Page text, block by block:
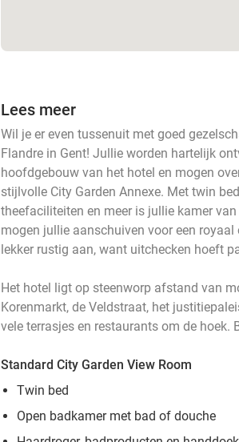
Lees meer
Wil je er even tussenuit met goed
Flandre in Gent! Jullie worden hartelijk
hoofdgebouw van het hotel en mogen
stijlvolle City Garden Annexe. Met twin
theefaciliteiten en meer is jullie kamer
mogen jullie aanschuiven voor een
lekker rustig aan, want uitchecken hoeft
Het hotel ligt op steenworp afstand van
Korenmarkt, de Veldstraat, het
vele terrasjes en restaurants om de hoek.
Standard City Garden View Room
Twin bed
Open badkamer met bad of douche